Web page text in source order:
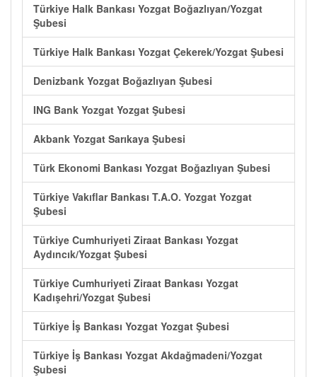
Türkiye Halk Bankası Yozgat Boğazlıyan/Yozgat
Şubesi
Türkiye Halk Bankası Yozgat Çekerek/Yozgat Şubesi
Denizbank Yozgat Boğazlıyan Şubesi
ING Bank Yozgat Yozgat Şubesi
Akbank Yozgat Sarıkaya Şubesi
Türk Ekonomi Bankası Yozgat Boğazlıyan Şubesi
Türkiye Vakıflar Bankası T.A.O. Yozgat Yozgat
Şubesi
Türkiye Cumhuriyeti Ziraat Bankası Yozgat
Aydıncık/Yozgat Şubesi
Türkiye Cumhuriyeti Ziraat Bankası Yozgat
Kadışehri/Yozgat Şubesi
Türkiye İş Bankası Yozgat Yozgat Şubesi
Türkiye İş Bankası Yozgat Akdağmadeni/Yozgat
Şubesi